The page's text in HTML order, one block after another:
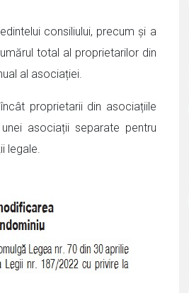
consiliului, precum și a
total al proprietarilor din
al asociației.
proprietarii din asociațiile
asociații separate pentru
legale.